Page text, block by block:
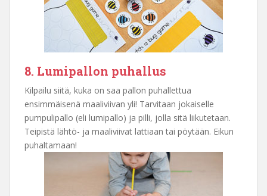
8. Lumipallon puhallus
Kilpailu siitä, kuka on saa pallon puhallettua
ensimmäisenä maaliviivan yli! Tarvitaan jokaiselle
pumpulipallo (eli lumipallo) ja pilli, jolla sitä liikutetaan.
Teipistä lähtö- ja maaliviivat lattiaan tai pöytään. Eikun
puhaltamaan!